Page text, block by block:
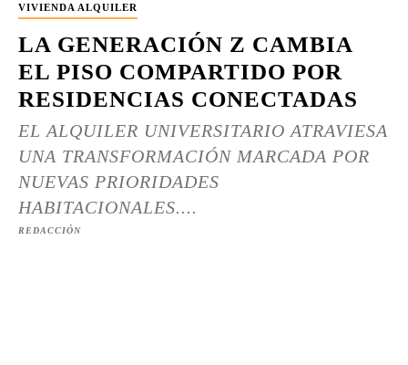
VIVIENDA ALQUILER
LA GENERACIÓN Z CAMBIA
EL PISO COMPARTIDO POR
RESIDENCIAS CONECTADAS
EL ALQUILER UNIVERSITARIO ATRAVIESA
UNA TRANSFORMACIÓN MARCADA POR
NUEVAS PRIORIDADES
HABITACIONALES....
REDACCIÓN